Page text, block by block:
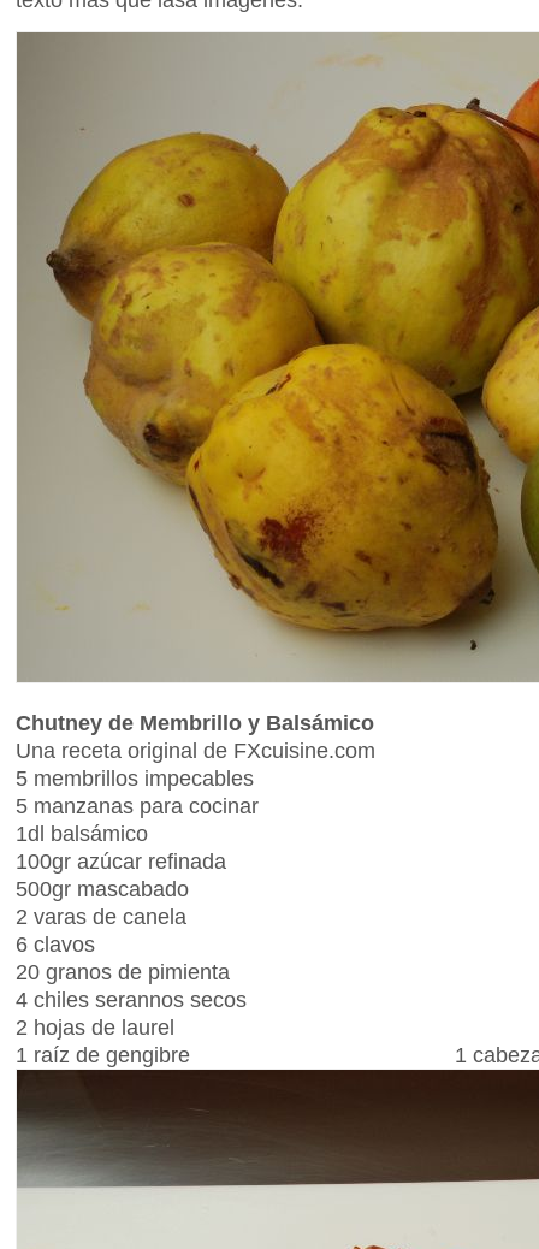
Chutney de Membrillo y Balsámico
Una receta original de FXcuisine.com
5 membrillos impecables
5 manzanas para cocinar
1dl balsámico
100gr azúcar refinada
500gr mascabado
2 varas de canela
6 clavos
20 granos de pimienta
4 chiles serannos secos
2 hojas de laurel
1 raíz de gengibre 1 cabeza